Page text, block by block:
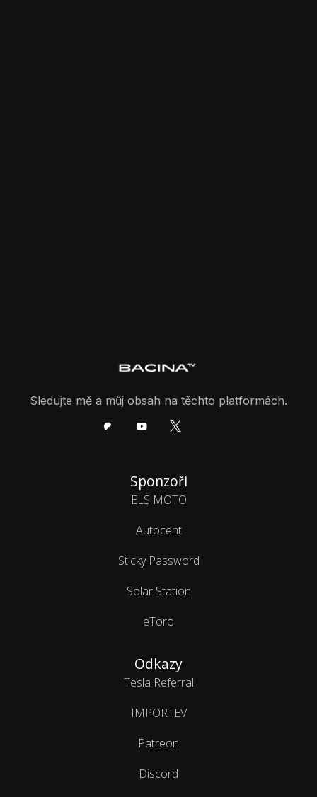
Sledujte mě a můj obsah na těchto platformách.
Sponzoři
ELS MOTO
Autocent
Sticky Password
Solar Station
eToro
Odkazy
Tesla Referral
IMPORTEV
Patreon
Discord